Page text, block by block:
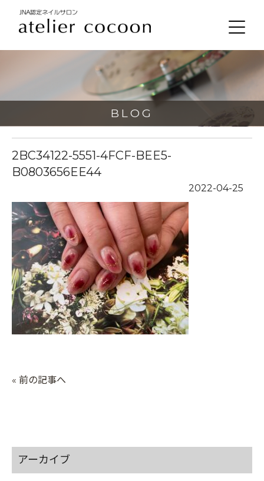
BLOG
2BC34122-5551-4FCF-BEE5-
B0803656EE44
2022-04-25
« 前の記事へ
アーカイブ